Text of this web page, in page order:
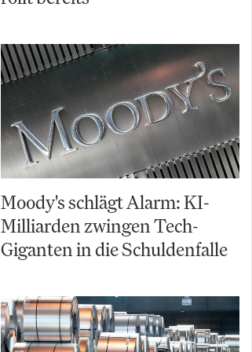
Moody's schlägt Alarm: KI-
Milliarden zwingen Tech-
Giganten in die Schuldenfalle